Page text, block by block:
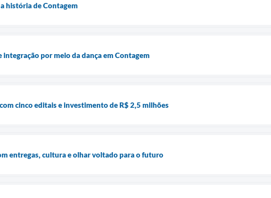
história de Contagem
integração por meio da dança em Contagem
cinco editais e investimento de R$ 2,5 milhões
entregas, cultura e olhar voltado para o futuro